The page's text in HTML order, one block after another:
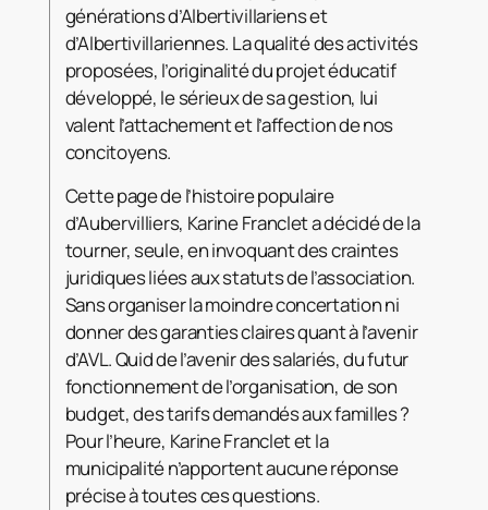
générations d’Albertivillariens et
d’Albertivillariennes. La qualité des activités
proposées, l’originalité du projet éducatif
développé, le sérieux de sa gestion, lui
valent l’attachement et l’affection de nos
concitoyens.
Cette page de l’histoire populaire
d’Aubervilliers, Karine Franclet a décidé de la
tourner, seule, en invoquant des craintes
juridiques liées aux statuts de l’association.
Sans organiser la moindre concertation ni
donner des garanties claires quant à l’avenir
d’AVL. Quid de l’avenir des salariés, du futur
fonctionnement de l’organisation, de son
budget, des tarifs demandés aux familles ?
Pour l’heure, Karine Franclet et la
municipalité n’apportent aucune réponse
précise à toutes ces questions.